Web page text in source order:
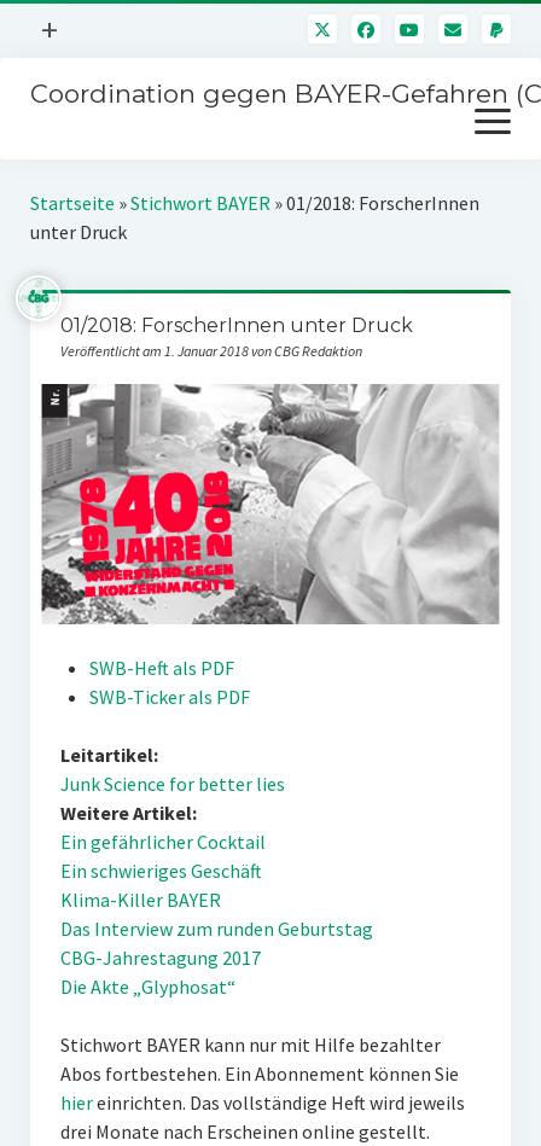
Menü
+
Mitmachen
Über uns
Kontakt
Impressum
Coordination gegen BAYER-Gefahren
Menü
öffnen
Kampagnen
Stichwort BAYER
Jahrestagung
SPENDEN
Startseite »Stichwort BAYER»01/2018: ForscherInnen
unter Druck
01/2018: ForscherInnen unter Druck
Veröffentlicht am 1. Januar 2018 von CBG Redaktion
SWB-Heft als PDF
SWB-Ticker als PDF
Leitartikel:
Junk Science for better lies
Weitere Artikel:
Ein gefährlicher Cocktail
Ein schwieriges Geschäft
Klima-Killer BAYER
Das Interview zum runden Geburtstag
CBG-Jahrestagung 2017
Die Akte „Glyphosat“
Stichwort BAYER kann nur mit Hilfe bezahlter
Abos fortbestehen. Ein Abonnement können Sie
hiereinrichten. Das vollständige Heft wird jeweils
drei Monate nach Erscheinen online gestellt.